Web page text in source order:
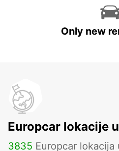
Only new
Europcar lokacije
3835 Europcar lokacija